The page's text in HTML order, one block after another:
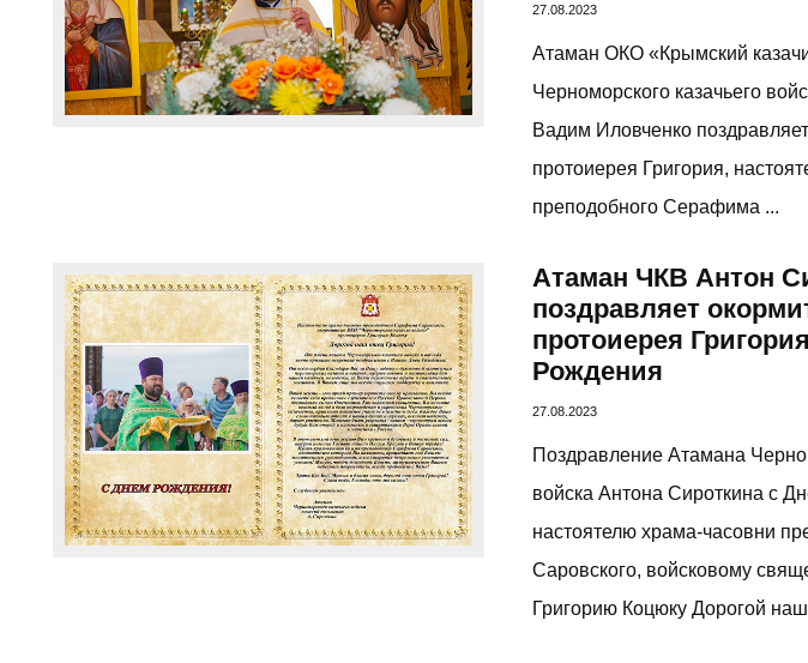
27.08.2023
Атаман ОКО «Крымский
Черноморского казачьего
Вадим Иловченко
протоиерея Григория,
преподобного Серафима ...
Атаман ЧКВ Антон
поздравляет
протоиерея
Рождения
27.08.2023
Поздравление Атамана
войска Антона Сироткина с
настоятелю храма-часовни
Саровского, войсковому
Григорию Коцюку Дорогой